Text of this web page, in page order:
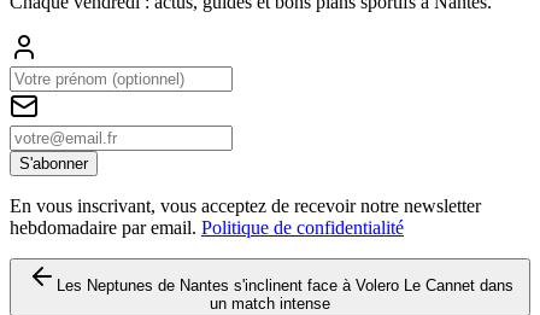
S'abonner
En vous inscrivant, vous acceptez de recevoir notre newsletter
hebdomadaire par email. Politique de confidentialité
Les Neptunes de Nantes s'inclinent face à Volero Le Cannet dans
un match intense